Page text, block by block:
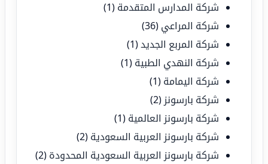
شركة المدارس المتقدمة (1)
شركة المراعي (36)
شركة المربع الجديد(1)
شركة النهدي الطبية (1)
شركة اليمامة (1)
شركة بارسونز (2)
شركة بارسونز العالمية (1)
شركة بارسونز العربية السعودية (2)
شركة بارسونز العربية السعودية المحدودة (2)